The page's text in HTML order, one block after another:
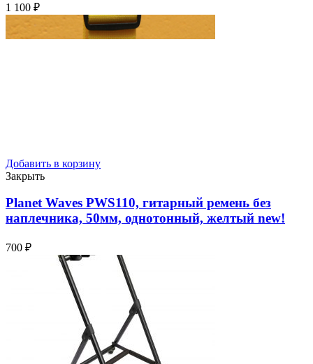
1 100 ₽
Добавить в корзину
Закрыть
Planet Waves PWS110, гитарный ремень без
наплечника, 50мм, однотонный, желтый new!
700 ₽